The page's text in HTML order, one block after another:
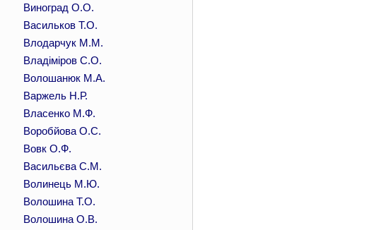
Виноград О.О.
Васильков Т.О.
Влодарчук М.М.
Владіміров С.О.
Волошанюк М.А.
Варжель Н.Р.
Власенко М.Ф.
Воробйова О.С.
Вовк О.Ф.
Васильєва С.М.
Волинець М.Ю.
Волошина Т.О.
Волошина О.В.